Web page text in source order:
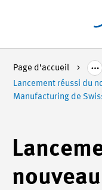
Page d’accueil
Lancement réussi du
Manufacturing de